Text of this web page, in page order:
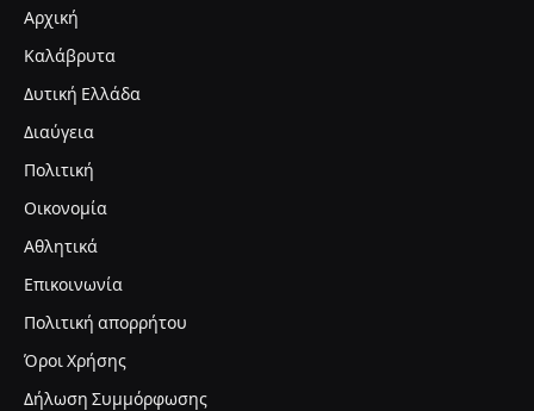
Αρχική
Καλάβρυτα
Δυτική Ελλάδα
Διαύγεια
Πολιτική
Οικονομία
Αθλητικά
Επικοινωνία
Πολιτική απορρήτου
Όροι Χρήσης
Δήλωση Συμμόρφωσης